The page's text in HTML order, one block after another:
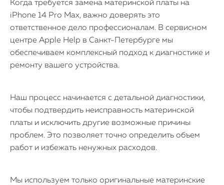
MacBook
Watch
iPad
iMac
Mac Mini
О нас
Когда требуется замена материнской платы на
iPhone 14 Pro Max, важно доверять это
ответственное дело профессионалам. В сервисном
центре Apple Help в Санкт-Петербурге мы
обеспечиваем комплексный подход к диагностике и
ремонту вашего устройства.
Наш процесс начинается с детальной диагностики,
чтобы подтвердить неисправность материнской
платы и исключить другие возможные причины
проблем. Это позволяет точно определить объем
работ и избежать ненужных расходов.
Мы используем только оригинальные материнские